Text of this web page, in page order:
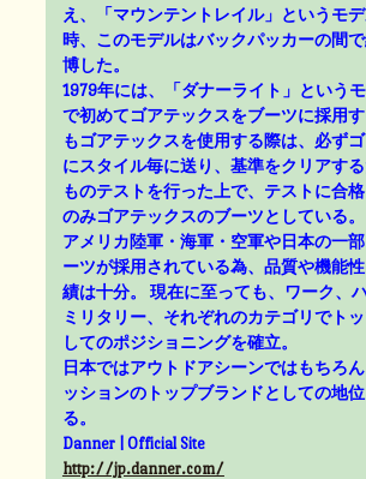
え、「マウンテントレイル」というモ
時、このモデルはバックパッカーの間
博した。
1979年には、「ダナーライト」という
で初めてゴアテックスをブーツに採用
もゴアテックスを使用する際は、必ず
にスタイル毎に送り、基準をクリアす
ものテストを行った上で、テストに合
のみゴアテックスのブーツとしている。
アメリカ陸軍・海軍・空軍や日本の一
ーツが採用されている為、品質や機能
績は十分。 現在に至っても、ワーク、
ミリタリー、それぞれのカテゴリでト
してのポジショニングを確立。
日本ではアウトドアシーンではもちろ
ッションのトップブランドとしての地
る。
Danner | Official Site
http://jp.danner.com/